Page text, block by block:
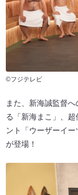
©フジテレビ
また、新海誠監督
る「新海まこ」、
ント「ウーザーイー
が登場！